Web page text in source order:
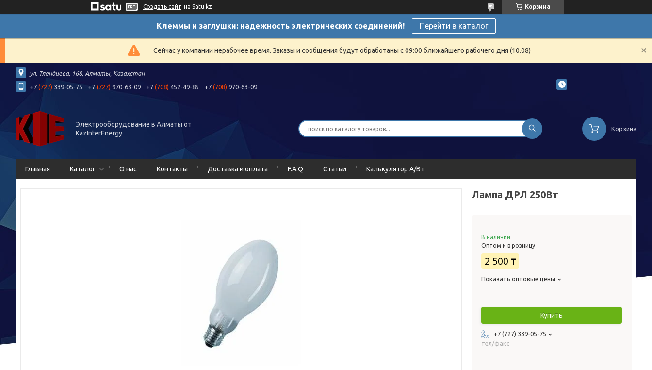
Создать сайт на Satu.kz Корзина
Клеммы и заглушки: надежность электрических соединений! Перейти в каталог
Сейчас у компании нерабочее время. Заказы и сообщения будут обработаны с 09:00 ближайшего рабочего дня (10.08)
ул. Тлендиева, 168, Алматы, Казахстан
+7 (727) 339-05-75 +7 (727) 970-63-09 +7 (708) 452-49-85 +7 (708) 970-63-09
Электрооборудование в Алматы от
KazInterEnergy
Корзина
Главная Каталог О нас Контакты Доставка и оплата F.A.Q Статьи Калькулятор А/Вт
Лампа ДРЛ 250Вт
В наличии
Оптом и в розницу
2 500 ₸
Показать оптовые цены
Купить
+7 (727) 339-05-75
тел/факс